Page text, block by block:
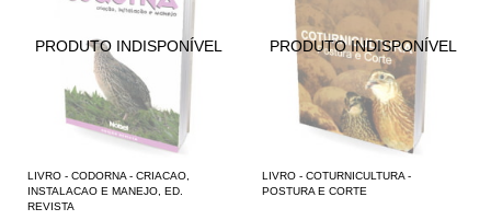
LIVRO - CODORNA - CRIACAO,
INSTALACAO E MANEJO, ED.
REVISTA
LIVRO - COTURNICULTURA -
POSTURA E CORTE